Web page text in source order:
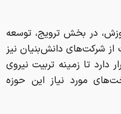
در بخش ترویج، توسعه
شرکت‌های دانش‌بنیان نیز
دارد تا زمینه تربیت نیروی
مورد نیاز این حوزه